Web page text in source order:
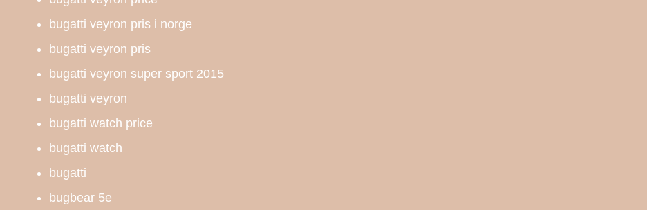
bugatti veyron pris i norge
bugatti veyron pris
bugatti veyron super sport 2015
bugatti veyron
bugatti watch price
bugatti watch
bugatti
bugbear 5e